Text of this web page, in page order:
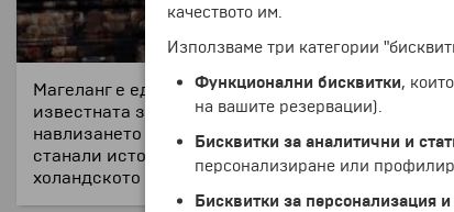
Магеланг е един от шестте градове в
известната забележителност в Мегаланг е
навлизането на исляма. Други
станали исторически забележителности, като
холандското колониално правителство по
качеството им.
Използваме три категории
Функционални бисквитки,
на вашите резервации).
Бисквитки за аналитични и
персонализиране или
Бисквитки за персонализация